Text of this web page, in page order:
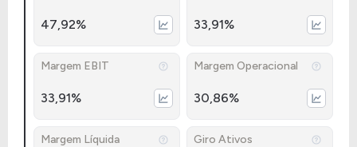
47,92% 33,91%
Margem EBIT
33,91%
Margem Operacional
30,86%
Margem Líquida Giro Ativos